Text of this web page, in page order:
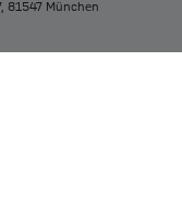
81547 München